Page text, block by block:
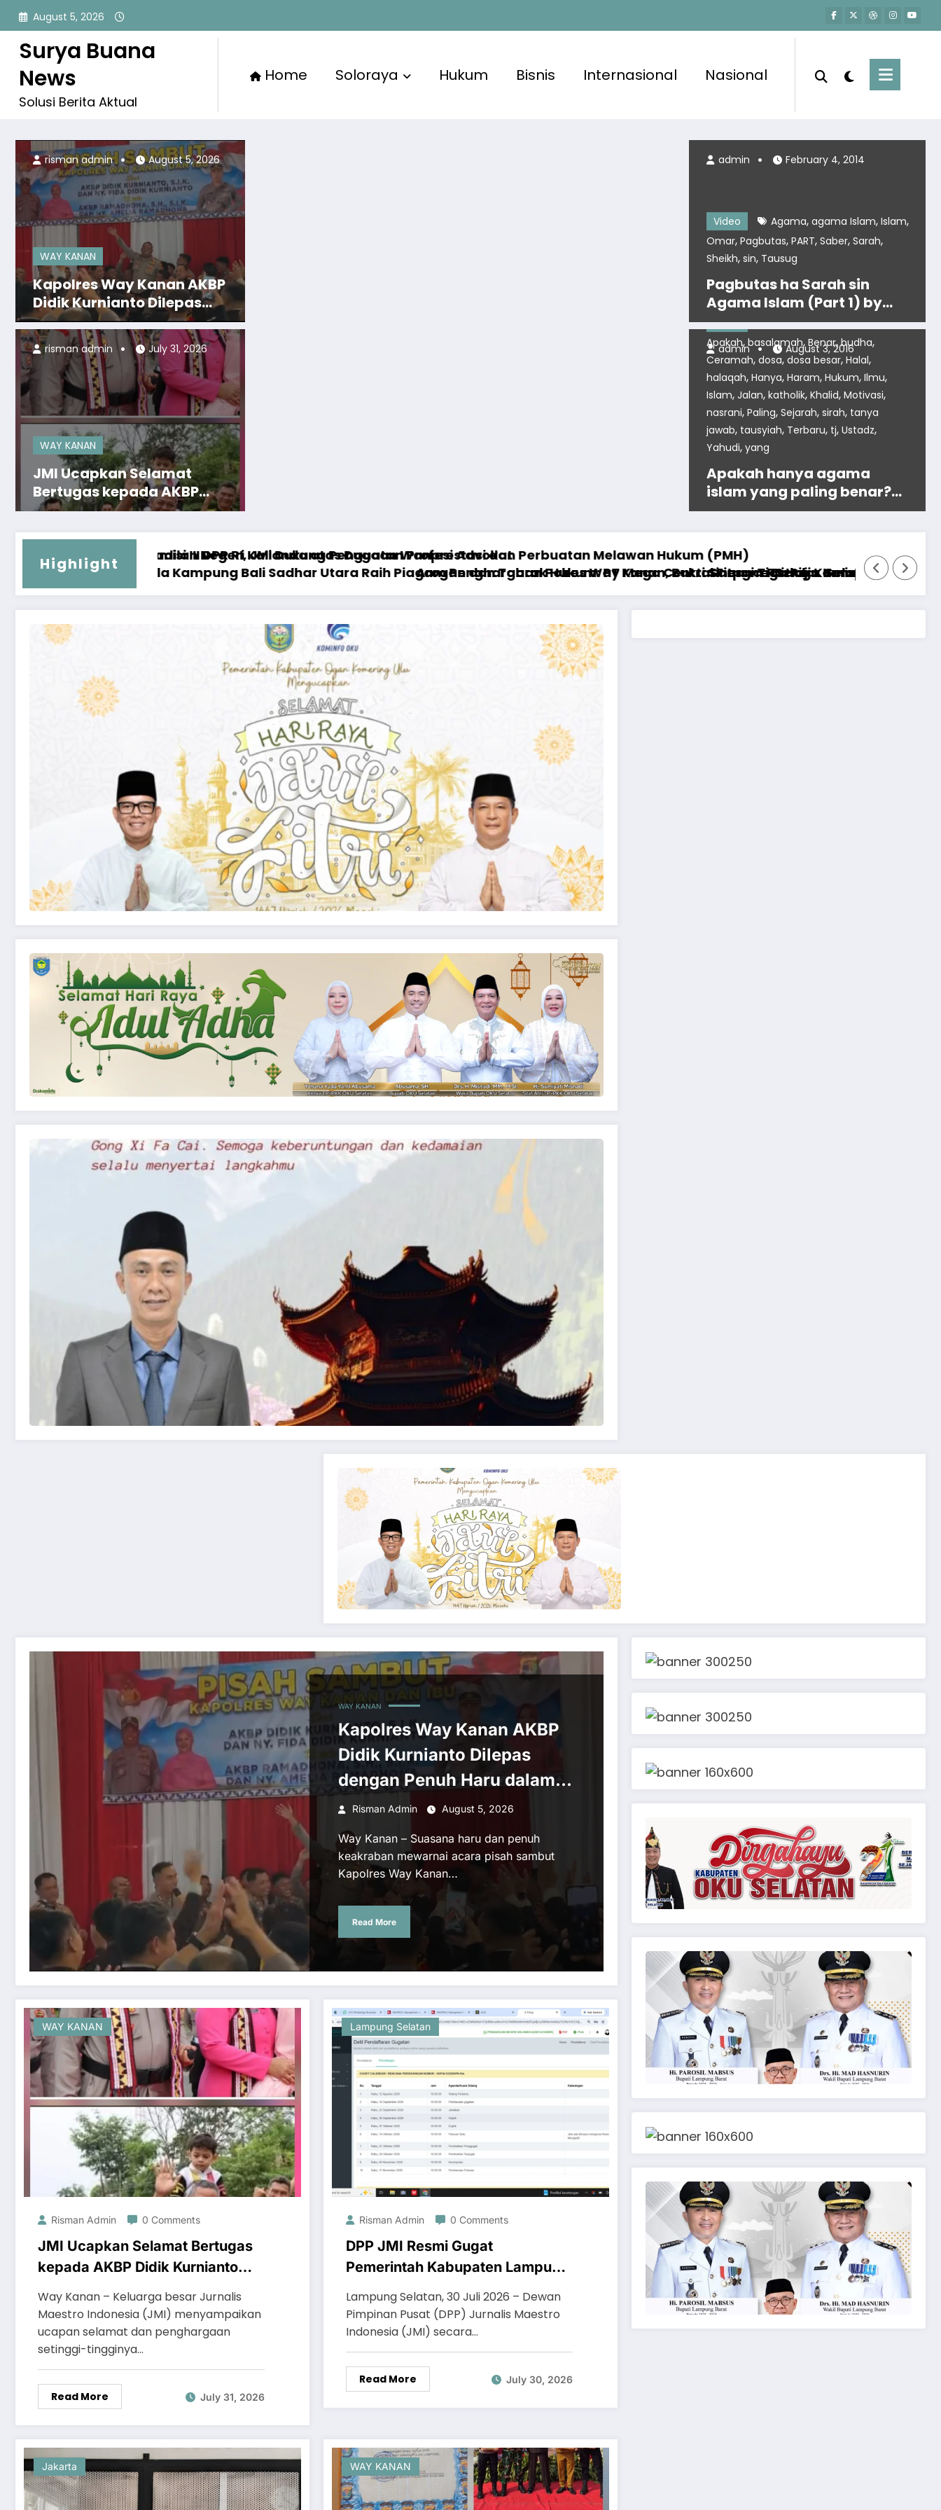
Skip
content
August 5, 2026
Surya Buana
News
Solusi Berita Aktual
Home Soloraya Hukum Bisnis Internasional Nasional
WAY KANAN
Kapolres Way Kanan AKBP
Didik Kurnianto Dilepas
dengan Penuh Haru dalam
Acara Pisah Sambut
risman admin August 5, 2026
WAY KANAN
JMI Ucapkan Selamat
Bertugas kepada AKBP
Didik Kurnianto dan
Selamat Datang kepada
risman admin July 31, 2026
Video Agama, agama Islam, Islam,
Omar, Pagbutas, PART, Saber, Sarah,
Sheikh, sin, Tausug
Pagbutas ha Sarah sin
Agama Islam (Part 1) by
Sheikh Saber Omar
(Tausug)
admin February 4, 2014
Video 2016,Agama,agama Islam,
Apakah, basalamah, Benar,budha,
Ceramah, dosa, dosa besar, Halal,
halaqah, Hanya, Haram, Hukum, Ilmu,
Islam, Jalan, katholik, Khalid, Motivasi,
nasrani, Paling, Sejarah, sirah, tanya
jawab, tausyiah, Terbaru, tj, Ustadz,
Yahudi, yang
Apakah hanya agama
islam yang paling benar?
Ustadz DR Khalid
Basalamah, MA
admin August 3, 2016
Highlight
atas Dugaan Wanprestasi dan Perbuatan Melawan Hukum (PMH)
Dukung Penguatan Profesi Advokat
Utara Raih Piagam Penghargaan Polres Way Kanan, Bukti Sinergi Tiga Pilar Kamtibmas
Arogan dan Tabrak Hukum: PT Mega Central Finance Diduga Gelapkan dan Lelang Mobil Konsumen yang Sedang
Satpam RS Haji Kamino Raih Penghargaan Satpam Teladan Terbaik Tingkat
Sekda OKU Diduga Abaikan
WAY KANAN
Kapolres Way Kanan AKBP
Didik Kurnianto Dilepas
dengan Penuh Haru dalam
Acara Pisah Sambut
Risman Admin August 5, 2026
Way Kanan – Suasana haru dan penuh
keakraban mewarnai acara pisah sambut
Kapolres Way Kanan…
Read More
WAY KANAN
Risman Admin 0 Comments
JMI Ucapkan Selamat Bertugas
kepada AKBP Didik Kurnianto
dan Selamat Datang kepada
AKBP Ramadhona
Way Kanan – Keluarga besar Jurnalis
Maestro Indonesia (JMI) menyampaikan
ucapan selamat dan penghargaan
setinggi-tingginya…
Read More July 31, 2026
Lampung Selatan
Risman Admin 0 Comments
DPP JMI Resmi Gugat
Pemerintah Kabupaten Lampung
Selatan Cq. Dinas Pendidikan ke
Pengadilan Negeri Kalianda atas
Dugaan Wanprestasi dan
Perbuatan Melawan Hukum
(PMH)
Lampung Selatan, 30 Juli 2026 – Dewan
Pimpinan Pusat (DPP) Jurnalis Maestro
Indonesia (JMI) secara…
Read More July 30, 2026
Jakarta WAY KANAN